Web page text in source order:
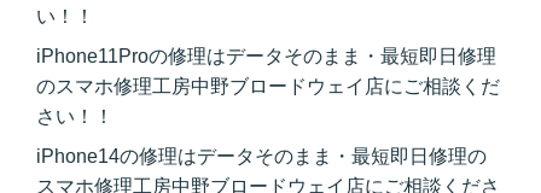
い！！
iPhone11Proの修理はデータそのまま・最短即日修理
のスマホ修理工房中野ブロードウェイ店にご相談くだ
さい！！
iPhone14の修理はデータそのまま・最短即日修理の
スマホ修理工房中野ブロードウェイ店にご相談くださ